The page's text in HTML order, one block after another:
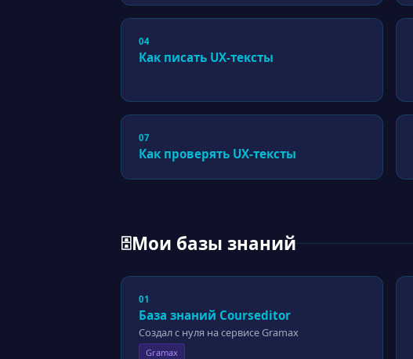
04
Как писать UX-тексты
07
Как проверять UX-тексты
🗄Мои базы знаний
01
База знаний Courseditor
Создал с нуля на сервисе Gramax
Gramax